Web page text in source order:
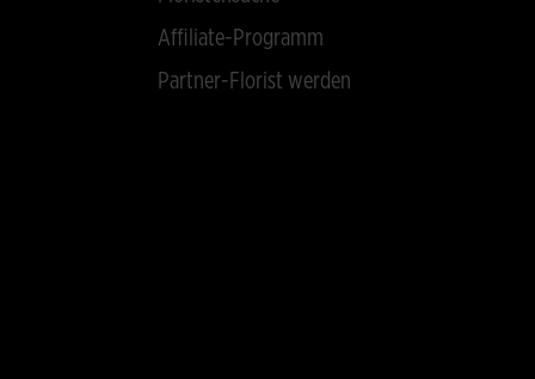
Affiliate-Programm
Partner-Florist werden